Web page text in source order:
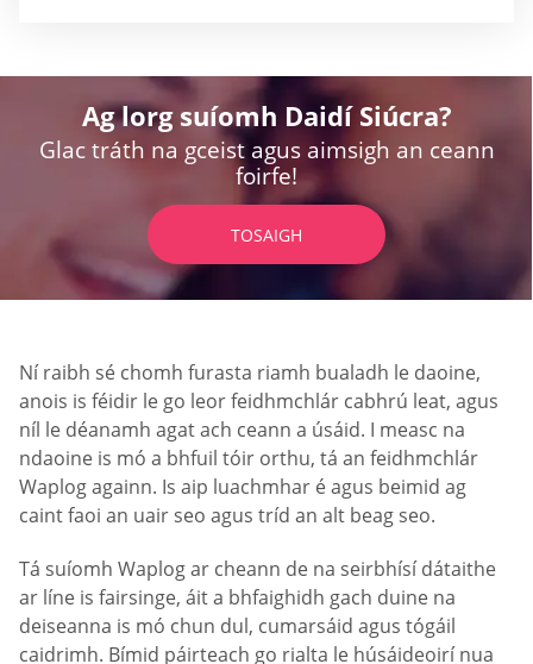
Ag lorg suíomh Daidí Siúcra?
Glac tráth na gceist agus aimsigh an ceann
foirfe!
TOSAIGH
Ní raibh sé chomh furasta riamh bualadh le daoine,
anois is féidir le go leor feidhmchlár cabhrú leat, agus
níl le déanamh agat ach ceann a úsáid. I measc na
ndaoine is mó a bhfuil tóir orthu, tá an feidhmchlár
Waplog againn. Is aip luachmhar é agus beimid ag
caint faoi an uair seo agus tríd an alt beag seo.
Tá suíomh Waplog ar cheann de na seirbhísí dátaithe
ar líne is fairsinge, áit a bhfaighidh gach duine na
deiseanna is mó chun dul, cumarsáid agus tógáil
caidrimh. Bímid páirteach go rialta le húsáideoirí nua